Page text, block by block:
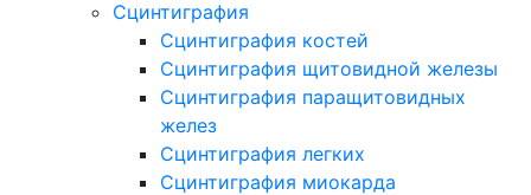
Сцинтиграфия
Сцинтиграфия костей
Сцинтиграфия щитовидной железы
Сцинтиграфия паращитовидных
желез
Сцинтиграфия легких
Сцинтиграфия миокарда